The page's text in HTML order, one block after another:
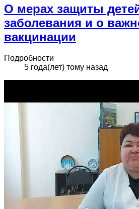
О мерах защиты
заболевания и о
вакцинации
Подробности
5 года(лет) тому назад